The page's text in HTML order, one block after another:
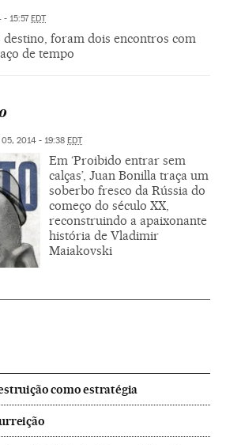
- 15:57 EDT
destino, foram dois encontros com
de tempo
05, 2014 - 19:38 EDT
Em ‘Proibido entrar sem
calças’, Juan Bonilla traça um
soberbo fresco da Rússia do
começo do século XX,
reconstruindo a apaixonante
história de Vladimir
Maiakovski
como estratégia